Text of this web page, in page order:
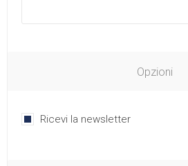
Opzioni
Ricevi la newsletter